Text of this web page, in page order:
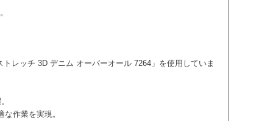
レッチ 3D デニム オーバーオール 7264」を使用していま
作業を実現。